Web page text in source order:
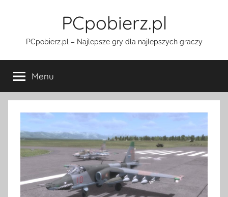
PCpobierz.pl
PCpobierz.pl – Najlepsze gry dla najlepszych graczy
Menu